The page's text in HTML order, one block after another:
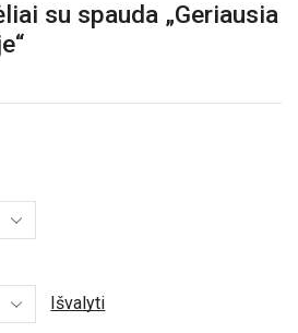
su spauda „Geriausia
Išvalyti